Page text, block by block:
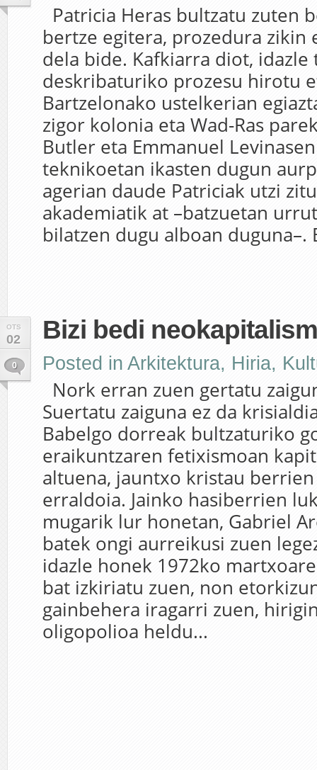
Patricia Heras bultzatu zuten
bertze egitera, prozedura zikin
dela bide. Kafkiarra diot, idazle
deskribaturiko prozesu hirotu
Bartzelonako ustelkerian
zigor kolonia eta Wad-Ras
Butler eta Emmanuel
teknikoetan ikasten dugun
agerian daude Patriciak utzi
akademiatik at –batzuetan
bilatzen dugu alboan duguna–.
OTS
02
0
Bizi bedi
Posted in Arkitektura, Hiria,
Nork erran zuen gertatu
Suertatu zaiguna ez da
Babelgo dorreak bultzaturiko
eraikuntzaren fetixismoan
altuena, jauntxo kristau
erraldoia. Jainko hasiberrien
mugarik lur honetan, Gabriel
batek ongi aurreikusi zuen
idazle honek 1972ko
bat izkiriatu zuen, non
gainbehera iragarri zuen,
oligopolioa heldu...